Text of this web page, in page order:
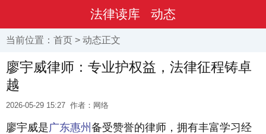
法律读库 动态
当前位置： 首页 > 动态正文
廖宇威律师：专业护权益，法律征程铸卓
越
2026-05-29 15:27 作者：网络
廖宇威是广东惠州 备受赞誉的律师，拥有丰富学习经